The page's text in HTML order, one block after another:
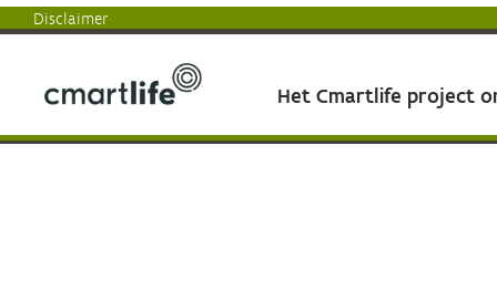
Disclaimer
Het Cmartlife project